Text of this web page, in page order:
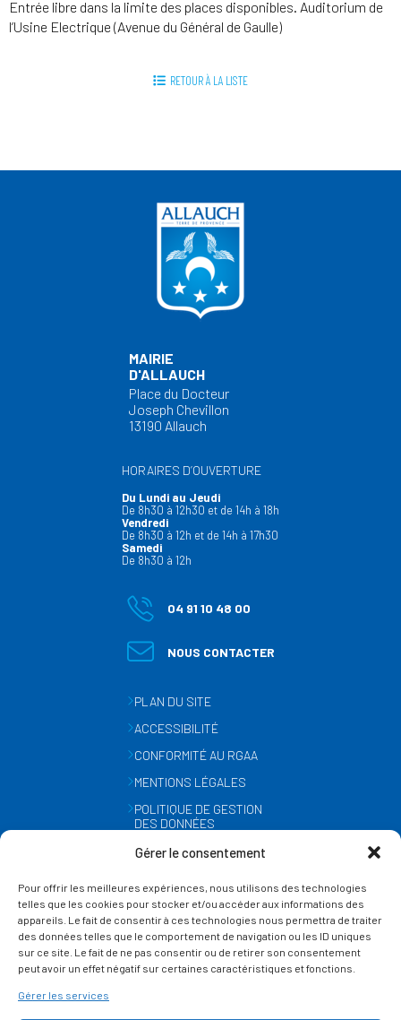
Gérer le consentement
Pour offrir les meilleures expériences, nous utilisons des technologies
telles que les cookies pour stocker et/ou accéder aux informations des
appareils. Le fait de consentir à ces technologies nous permettra de traiter
des données telles que le comportement de navigation ou les ID uniques
sur ce site. Le fait de ne pas consentir ou de retirer son consentement
peut avoir un effet négatif sur certaines caractéristiques et fonctions.
Gérer les services
Entrée libre dans la limite des places disponibles. Auditorium de
l’Usine Electrique (Avenue du Général de Gaulle)
RETOUR À LA LISTE
MAIRIE
D'ALLAUCH
Place du Docteur
Joseph Chevillon
13190 Allauch
HORAIRES D’OUVERTURE
Du Lundi au Jeudi
De 8h30 à 12h30 et de 14h à 18h
Vendredi
De 8h30 à 12h et de 14h à 17h30
Samedi
De 8h30 à 12h
04 91 10 48 00
NOUS CONTACTER
PLAN DU SITE
ACCESSIBILITÉ
CONFORMITÉ AU RGAA
MENTIONS LÉGALES
POLITIQUE DE GESTION
DES DONNÉES
GESTION DES COOKIES
SUIVEZ-NOUS
SUR LES RÉSEAUX